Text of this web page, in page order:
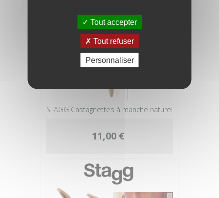
STAGG Castagnettes à manche naturel
11,00 €
Tout accepter
Tout refuser
Personnaliser